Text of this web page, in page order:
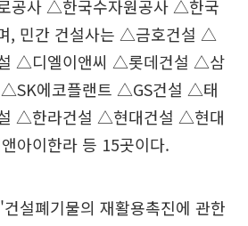
공사 △한국수자원공사 △한국
, 민간 건설사는 △금호건설 △
△디엘이앤씨 △롯데건설 △삼
에코플랜트 △GS건설 △태
△한라건설 △현대건설 △현대
아이한라 등 15곳이다.
설폐기물의 재활용촉진에 관한